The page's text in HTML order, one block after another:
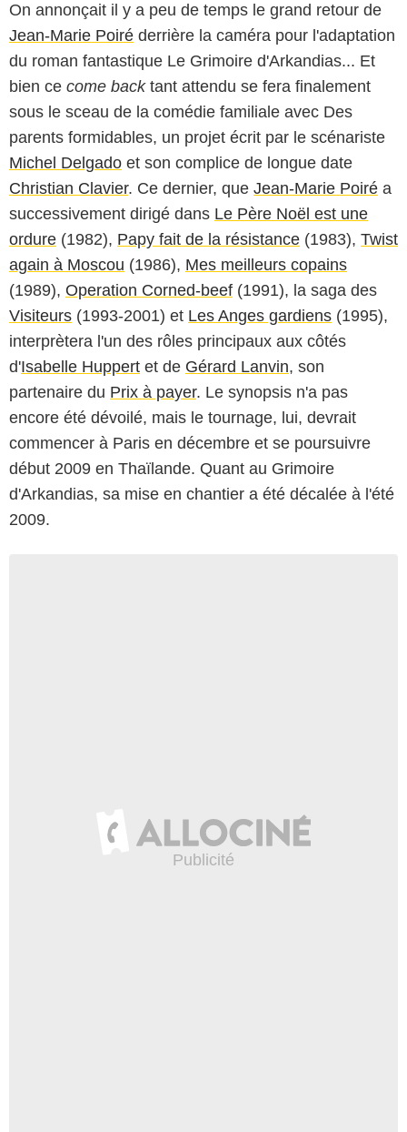
On annonçait il y a peu de temps le grand retour de
Jean-Marie Poiré derrière la caméra pour l'adaptation
du roman fantastique Le Grimoire d'Arkandias... Et
bien ce come backtant attendu se fera finalement
sous le sceau de la comédie familiale avec Des
parents formidables, un projet écrit par le scénariste
Michel Delgado et son complice de longue date
Christian Clavier. Ce dernier, que Jean-Marie Poiré a
successivement dirigé dans Le Père Noël est une
ordure (1982), Papy fait de la résistance (1983), Twist
again à Moscou (1986), Mes meilleurs copains
(1989), Operation Corned-beef (1991), la saga des
Visiteurs (1993-2001) et Les Anges gardiens (1995),
interprètera l'un des rôles principaux aux côtés
d'Isabelle Huppert et de Gérard Lanvin, son
partenaire du Prix à payer. Le synopsis n'a pas
encore été dévoilé, mais le tournage, lui, devrait
commencer à Paris en décembre et se poursuivre
début 2009 en Thaïlande. Quant au Grimoire
d'Arkandias, sa mise en chantier a été décalée à l'été
2009.